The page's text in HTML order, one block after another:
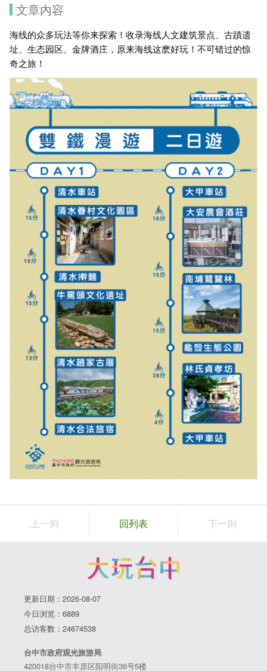
文章內容
海线的众多玩法等你来探索！收录海线人文建筑景点、古蹟遗
址、生态园区、金牌酒庄，原来海线这麽好玩！不可错过的惊
奇之旅！
上一则 回列表 下一则
更新日期：2026-08-07
今日浏览：6889
总访客数：24674538
台中市政府观光旅游局
420018台中市丰原区阳明街36号5楼